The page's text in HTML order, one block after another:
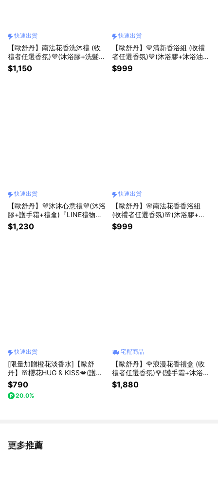
快速出貨
【歐舒丹】南法花香洗沐禮 (收
禮者任選香氛)💜(沐浴膠+洗髮乳
+禮盒)『LINE禮物獨家組合』
[快速出貨]
$1,150
快速出貨
【歐舒丹】💙清新香浴組 (收禮
者任選香氛)💙(沐浴膠+沐浴油
+禮盒) 🍊果漾馬鞭草 🌿馬鞭草
🪻薰衣草 改版新獻『LINE禮物
$999
快速出貨
【歐舒丹】💜沐沐心意禮💜(沐浴
膠+護手霜+禮盒)『LINE禮物獨
家組合』 (收禮者任選香氛) [快
速出貨]
$1,230
快速出貨
【歐舒丹】🌸南法花香香浴組
(收禮者任選香氛)🌸(沐浴膠+沐
浴油+禮盒) 🍊果漾馬鞭草 🌿馬
鞭草 🪻薰衣草 改版新獻 『LINE
$999
快速出貨
[限量加贈橙花淡香水]【歐舒
丹】🌸櫻花HUG & KISS💋(護唇
膏+護手霜+禮盒)『LINE禮物獨
家組合』[快速出貨]
$790
20.0%
宅配商品
【歐舒丹】🌹浪漫花香禮盒 (收
禮者任選香氛)🌹(護手霜+沐浴膠
+禮盒)『LINE禮物獨家組合』
$1,880
更多推薦
看更多